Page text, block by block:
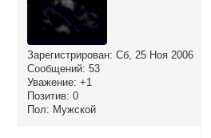
Зарегистрирован: Сб, 25 Ноя 2006
Сообщений: 53
Уважение: +1
Позитив: 0
Пол: Мужской